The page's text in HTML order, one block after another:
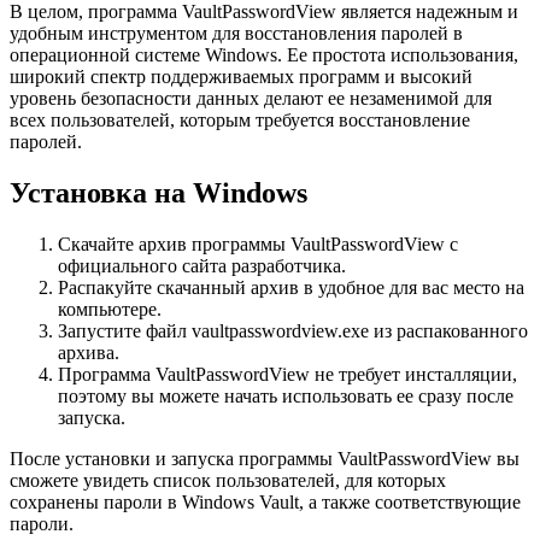
В целом, программа VaultPasswordView является надежным и
удобным инструментом для восстановления паролей в
операционной системе Windows. Ее простота использования,
широкий спектр поддерживаемых программ и высокий
уровень безопасности данных делают ее незаменимой для
всех пользователей, которым требуется восстановление
паролей.
Установка на Windows
Скачайте архив программы VaultPasswordView с
официального сайта разработчика.
Распакуйте скачанный архив в удобное для вас место на
компьютере.
Запустите файл vaultpasswordview.exe из распакованного
архива.
Программа VaultPasswordView не требует инсталляции,
поэтому вы можете начать использовать ее сразу после
запуска.
После установки и запуска программы VaultPasswordView вы
сможете увидеть список пользователей, для которых
сохранены пароли в Windows Vault, а также соответствующие
пароли.